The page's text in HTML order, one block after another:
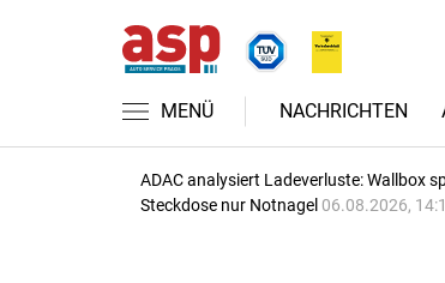
MENÜ NACHRICHTEN
ADAC analysiert Ladeverluste: Wallbox
Steckdose nur Notnagel 06.08.2026,